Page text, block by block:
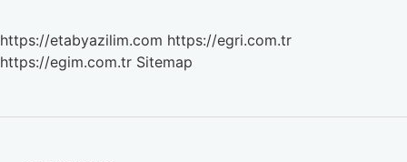
https://etabyazilim.com https://egri.com.tr
https://egim.com.tr Sitemap